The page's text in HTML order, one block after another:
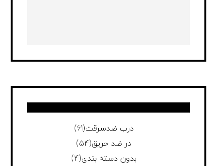
درب ضدسرقت(61)
در ضد حریق(54)
بدون دسته بندی(4)